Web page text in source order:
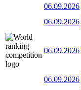
06.09.2026
06.09.2026
06.09.2026
06.09.2026